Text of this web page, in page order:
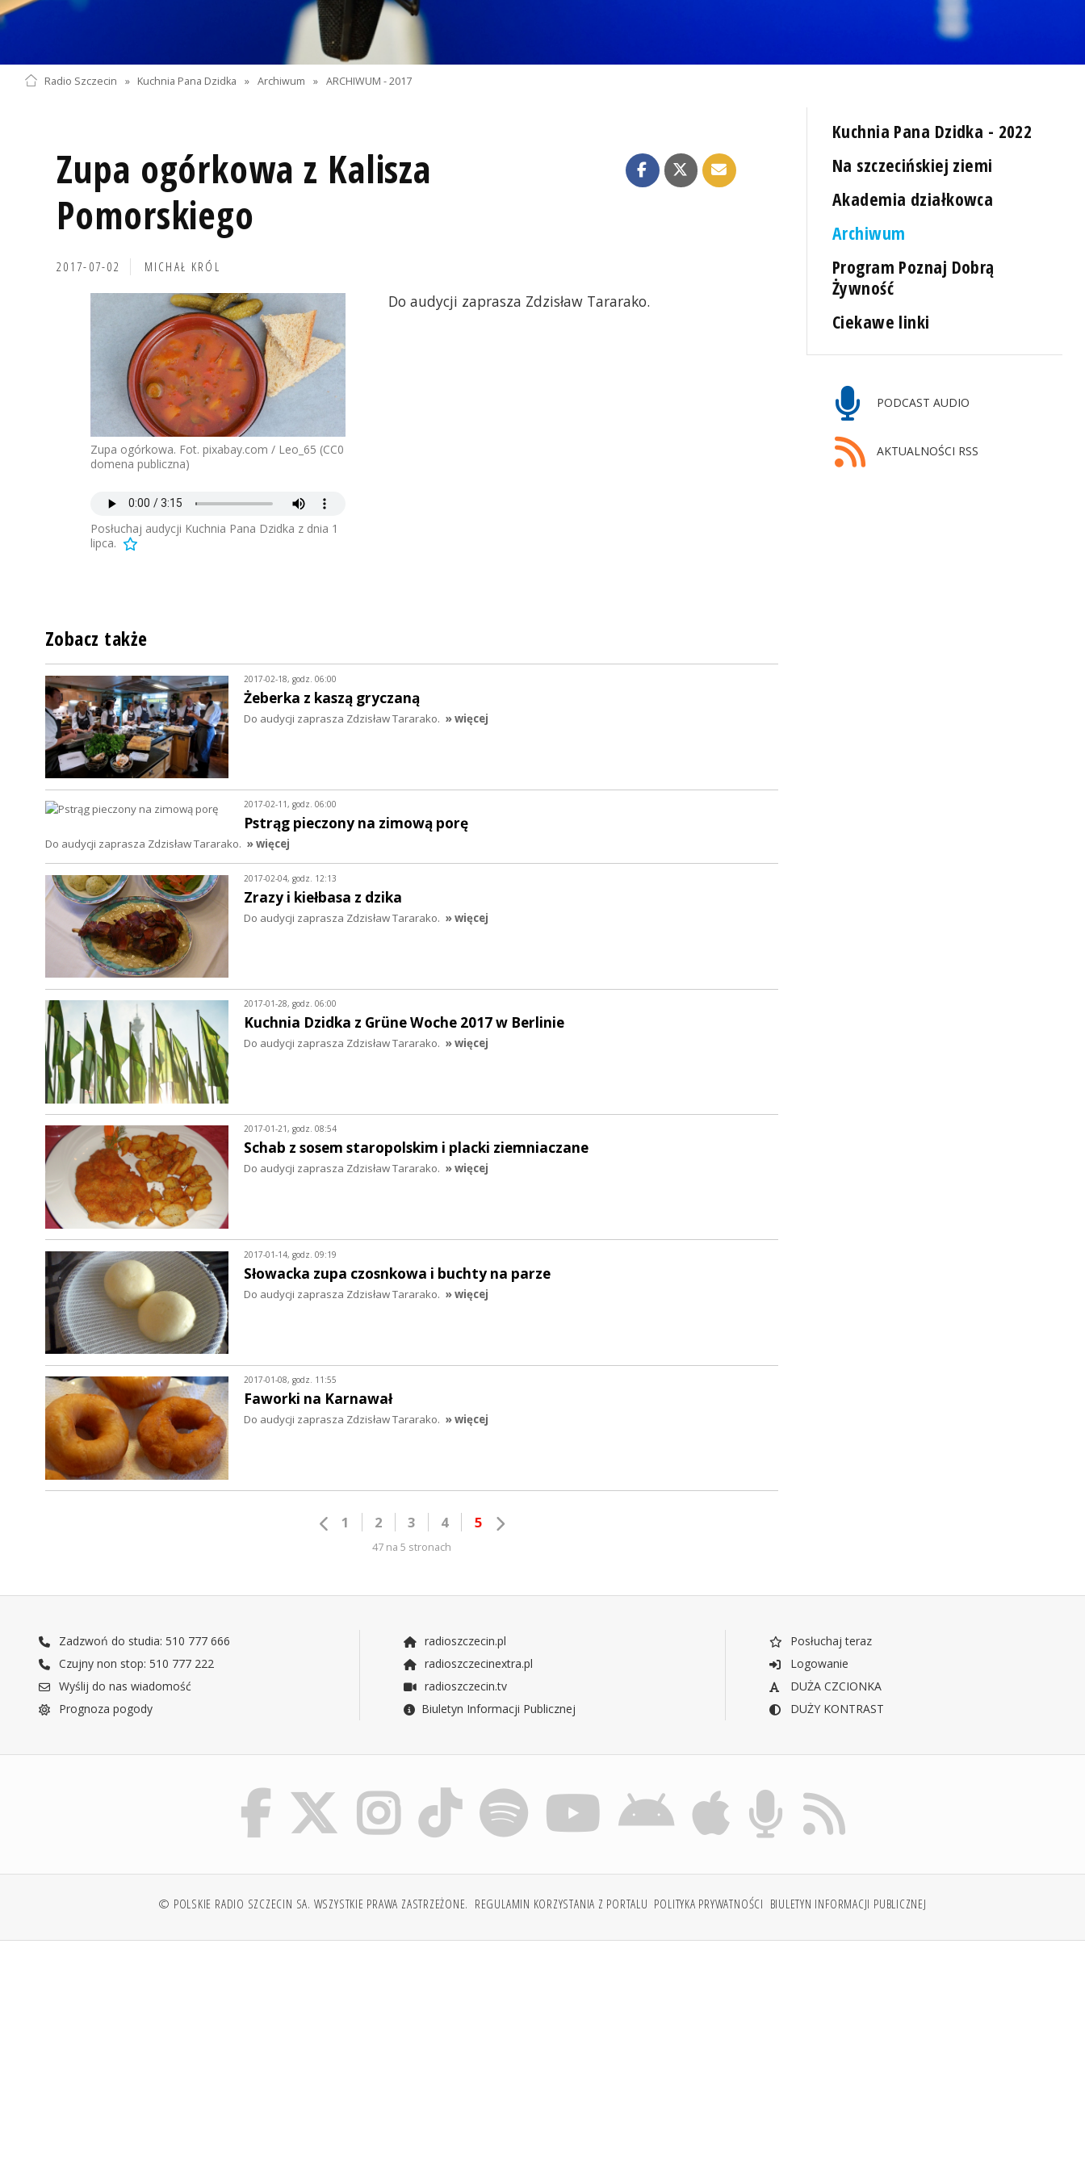
Radio Szczecin » Kuchnia Pana Dzidka » Archiwum » ARCHIWUM - 2017
Zupa ogórkowa z Kalisza
Pomorskiego
2017-07-02 MICHAŁ KRÓL
Zupa ogórkowa. Fot. pixabay.com / Leo_65 (CC0
domena publiczna)
Posłuchaj audycji Kuchnia Pana Dzidka z dnia 1
lipca.
Do audycji zaprasza Zdzisław Tararako.
Kuchnia Pana Dzidka - 2022
Na szczecińskiej ziemi
Akademia działkowca
Archiwum
Program Poznaj Dobrą
Żywność
Ciekawe linki
PODCAST AUDIO
AKTUALNOŚCI RSS
Zobacz także
2017-02-18, godz. 06:00
Żeberka z kaszą gryczaną
Do audycji zaprasza Zdzisław Tararako. » więcej
2017-02-11, godz. 06:00
Pstrąg pieczony na zimową porę
Do audycji zaprasza Zdzisław Tararako. » więcej
2017-02-04, godz. 12:13
Zrazy i kiełbasa z dzika
Do audycji zaprasza Zdzisław Tararako. » więcej
2017-01-28, godz. 06:00
Kuchnia Dzidka z Grüne Woche 2017 w Berlinie
Do audycji zaprasza Zdzisław Tararako. » więcej
2017-01-21, godz. 08:54
Schab z sosem staropolskim i placki ziemniaczane
Do audycji zaprasza Zdzisław Tararako. » więcej
2017-01-14, godz. 09:19
Słowacka zupa czosnkowa i buchty na parze
Do audycji zaprasza Zdzisław Tararako. » więcej
2017-01-08, godz. 11:55
Faworki na Karnawał
Do audycji zaprasza Zdzisław Tararako. » więcej
1 2 3 4 5
47 na 5 stronach
Zadzwoń do studia: 510 777 666
Czujny non stop: 510 777 222
Wyślij do nas wiadomość
Prognoza pogody
radioszczecin.pl
radioszczecinextra.pl
radioszczecin.tv
Biuletyn Informacji Publicznej
Posłuchaj teraz
Logowanie
DUŻA CZCIONKA
DUŻY KONTRAST
© POLSKIE RADIO SZCZECIN SA. WSZYSTKIE PRAWA ZASTRZEŻONE. REGULAMIN KORZYSTANIA Z PORTALU POLITYKA PRYWATNOŚCI BIULETYN INFORMACJI PUBLICZNEJ